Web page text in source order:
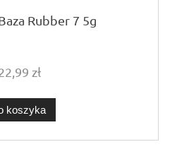
Rubber 7 5g
zł
koszyka